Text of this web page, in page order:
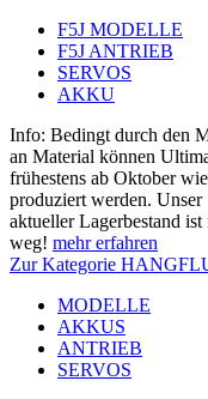
F5J MODELLE
F5J ANTRIEB
SERVOS
AKKU
Info: Bedingt durch den
an Material können
frühestens ab Oktober
produziert werden. Unser
aktueller Lagerbestand ist
weg! mehr erfahren
Zur Kategorie
MODELLE
AKKUS
ANTRIEB
SERVOS